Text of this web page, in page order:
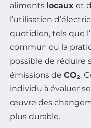
aliments locaux et
l’utilisation
quotidien, tels que
commun ou la
possible de réduire
émissions de CO₂.
individu à évaluer
œuvre des
plus durable.